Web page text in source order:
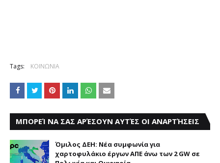
Tags: ΚΟΙΝΩΝΙΑ
ΜΠΟΡΕΊ ΝΑ ΣΑΣ ΑΡΈΣΟΥΝ ΑΥΤΈΣ ΟΙ ΑΝΑΡΤΉΣΕΙΣ
Όμιλος ΔΕΗ: Νέα συμφωνία για
χαρτοφυλάκιο έργων ΑΠΕ άνω των 2 GW σε